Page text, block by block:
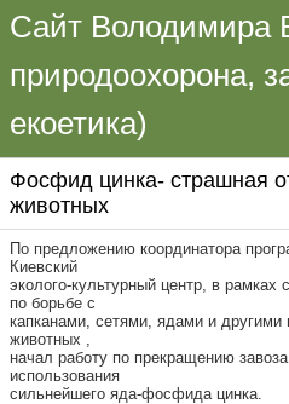
Сайт Володимира
природоохорона,
екоетика)
Фосфид цинка- страшная
животных
По предложению координатора
Киевский
эколого-культурный центр, в рамках
по борьбе с
капканами, сетями, ядами и
животных ,
начал работу по прекращению
использования
сильнейшего яда-фосфида цинка.